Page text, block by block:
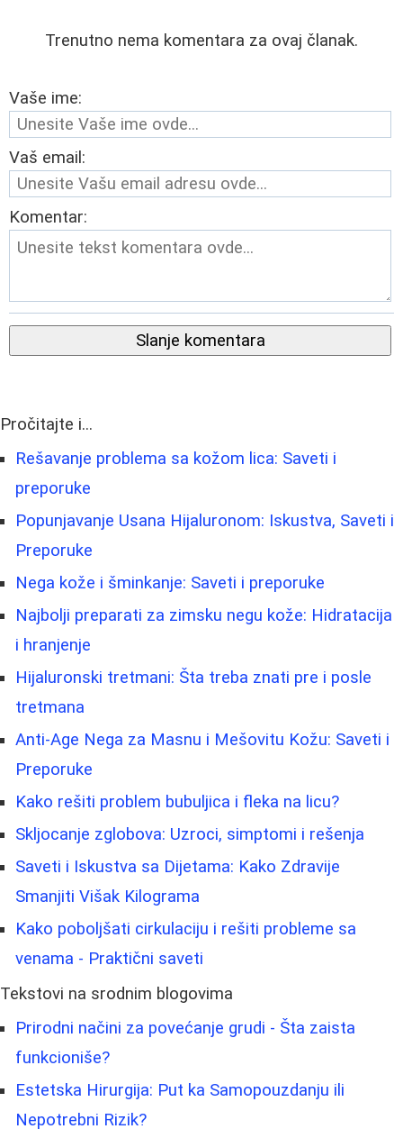
Trenutno nema komentara za ovaj članak.
Vaše ime:
Vaš email:
Komentar:
Slanje komentara
Pročitajte i...
Rešavanje problema sa kožom lica: Saveti i
preporuke
Popunjavanje Usana Hijaluronom: Iskustva, Saveti i
Preporuke
Nega kože i šminkanje: Saveti i preporuke
Najbolji preparati za zimsku negu kože: Hidratacija
i hranjenje
Hijaluronski tretmani: Šta treba znati pre i posle
tretmana
Anti-Age Nega za Masnu i Mešovitu Kožu: Saveti i
Preporuke
Kako rešiti problem bubuljica i fleka na licu?
Skljocanje zglobova: Uzroci, simptomi i rešenja
Saveti i Iskustva sa Dijetama: Kako Zdravije
Smanjiti Višak Kilograma
Kako poboljšati cirkulaciju i rešiti probleme sa
venama - Praktični saveti
Tekstovi na srodnim blogovima
Prirodni načini za povećanje grudi - Šta zaista
funkcioniše?
Estetska Hirurgija: Put ka Samopouzdanju ili
Nepotrebni Rizik?